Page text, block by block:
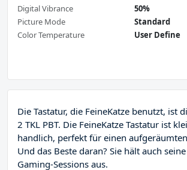
Digital Vibrance
50%
Picture Mode
Standard
Color Temperature
User Define
Die Tastatur, die FeineKatze benutzt, ist
2 TKL PBT. Die FeineKatze Tastatur ist
handlich, perfekt für einen
Und das Beste daran? Sie hält auch
Gaming-Sessions aus.